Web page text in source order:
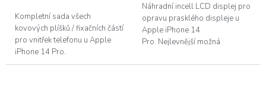
Kompletní sada všech
kovových plíšků / fixačních částí
pro vnitřek telefonu u Apple
iPhone 14 Pro.
hvězdiček.
Náhradní incell LCD displej pro
opravu prasklého displeje u
Apple iPhone 14
Pro. Nejlevnější možná
iPhone 14 Pro. Tento LCD...